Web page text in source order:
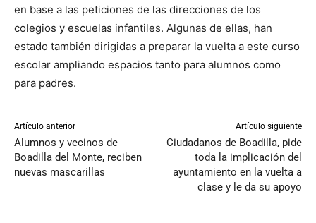
en base a las peticiones de las direcciones de los
colegios y escuelas infantiles. Algunas de ellas, han
estado también dirigidas a preparar la vuelta a este curso
escolar ampliando espacios tanto para alumnos como
para padres.
Artículo anterior
Alumnos y vecinos de
Boadilla del Monte, reciben
nuevas mascarillas
Artículo siguiente
Ciudadanos de Boadilla, pide
toda la implicación del
ayuntamiento en la vuelta a
clase y le da su apoyo